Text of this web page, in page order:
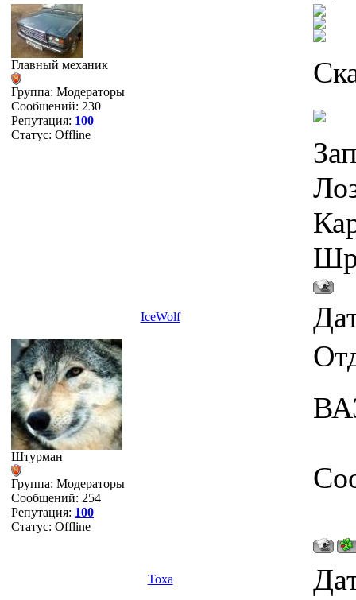
Главный механик
Группа: Модераторы
Сообщений: 230
Репутация: 100
Статус: Offline
IceWolf
Штурман
Группа: Модераторы
Сообщений: 254
Репутация: 100
Статус: Offline
Toxa